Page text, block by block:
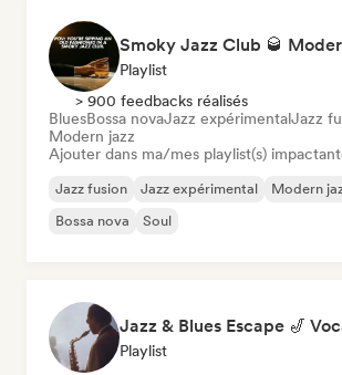
Playlist
> 900 feedbacks réalisés
BluesBossa novaJazz expérimentalJazz
Modern jazz
Ajouter dans ma/mes playlist(s)
Jazz fusion Jazz expérimental Modern
Bossa nova
Soul
Playlist